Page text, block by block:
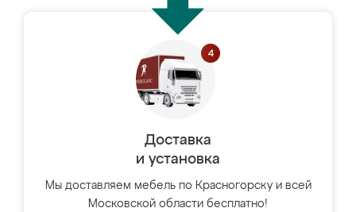
Доставка
и установка
Мы доставляем мебель по Красногорску и всей
Московской области бесплатно!